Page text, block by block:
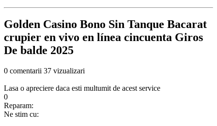
Golden Casino Bono Sin Tanque Bacarat
crupier en vivo en línea cincuenta Giros
De balde 2025
0 comentarii 37 vizualizari
Lasa o apreciere daca esti multumit de acest service
0
Reparam:
Ne stim cu: